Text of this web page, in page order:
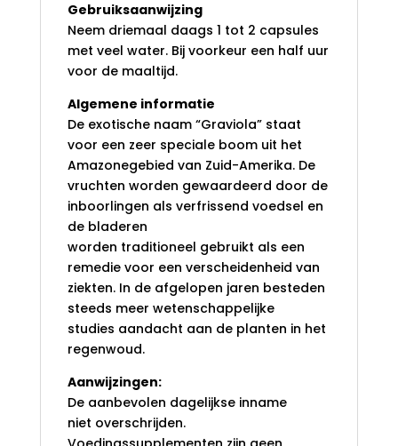
Gebruiksaanwijzing
Neem driemaal daags 1 tot 2 capsules
met veel water. Bij voorkeur een half uur
voor de maaltijd.
Algemene informatie
De exotische naam “Graviola” staat
voor een zeer speciale boom uit het
Amazonegebied van Zuid-Amerika. De
vruchten worden gewaardeerd door de
inboorlingen als verfrissend voedsel en
de bladeren
worden traditioneel gebruikt als een
remedie voor een verscheidenheid van
ziekten. In de afgelopen jaren besteden
steeds meer wetenschappelijke
studies aandacht aan de planten in het
regenwoud.
Aanwijzingen:
De aanbevolen dagelijkse inname
niet overschrijden.